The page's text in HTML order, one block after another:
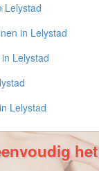
Lelystad
in Lelystad
Lelystad
Lelystad